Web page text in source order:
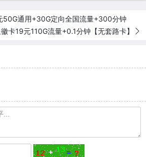
50G通用+30G定向全国流量+300分钟
卡19元110G流量+0.1分钟【无套路卡】